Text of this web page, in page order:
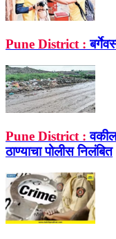
Pune District :
Pune District :
ठाण्याचा पोलीस निलंबित